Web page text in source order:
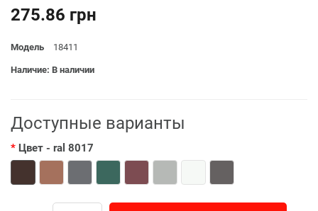
275.86 грн
Модель 18411
Наличие: В наличии
Доступные варианты
Цвет - ral 8017